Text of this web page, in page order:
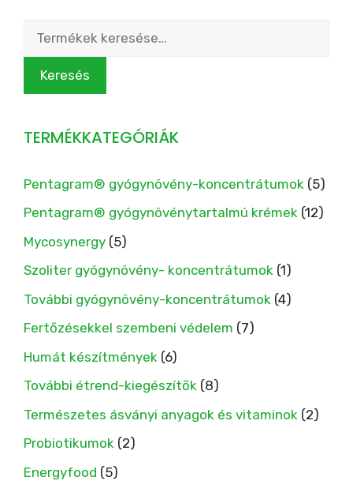
Keresés
következőre:
Keresés
TERMÉKKATEGÓRIÁK
Pentagram® gyógynövény-koncentrátumok (5)
Pentagram® gyógynövénytartalmú krémek (12)
Mycosynergy (5)
Szoliter gyógynövény- koncentrátumok (1)
További gyógynövény-koncentrátumok (4)
Fertőzésekkel szembeni védelem (7)
Humát készítmények (6)
További étrend-kiegészítők (8)
Természetes ásványi anyagok és vitaminok (2)
Probiotikumok (2)
Energyfood (5)